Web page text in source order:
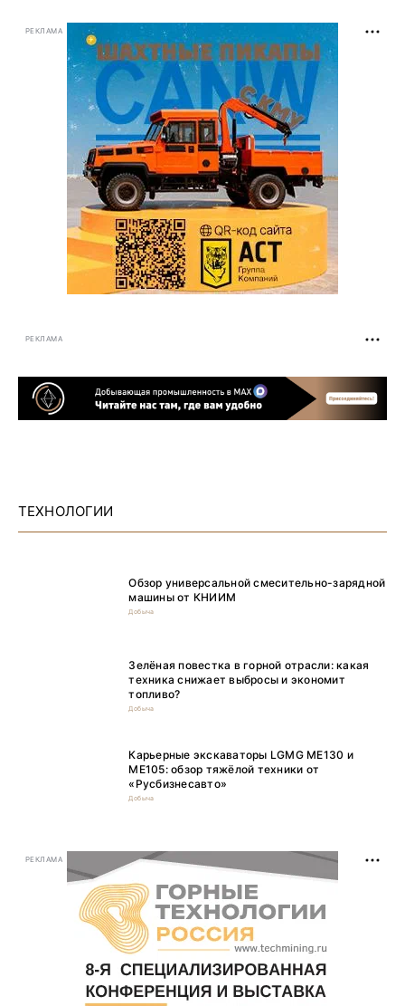
РЕКЛАМА
РЕКЛАМА
ТЕХНОЛОГИИ
Обзор универсальной смесительно-зарядной
машины от КНИИМ
Добыча
Зелёная повестка в горной отрасли: какая
техника снижает выбросы и экономит
топливо?
Добыча
Карьерные экскаваторы LGMG ME130 и
ME105: обзор тяжёлой техники от
«Русбизнесавто»
Добыча
РЕКЛАМА